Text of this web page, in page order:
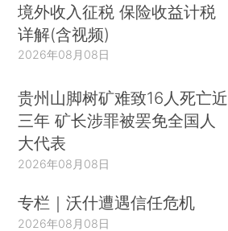
境外收入征税 保险收益计税
详解(含视频)
2026年08月08日
贵州山脚树矿难致16人死亡近
三年 矿长涉罪被罢免全国人
大代表
2026年08月08日
专栏｜沃什遭遇信任危机
2026年08月08日